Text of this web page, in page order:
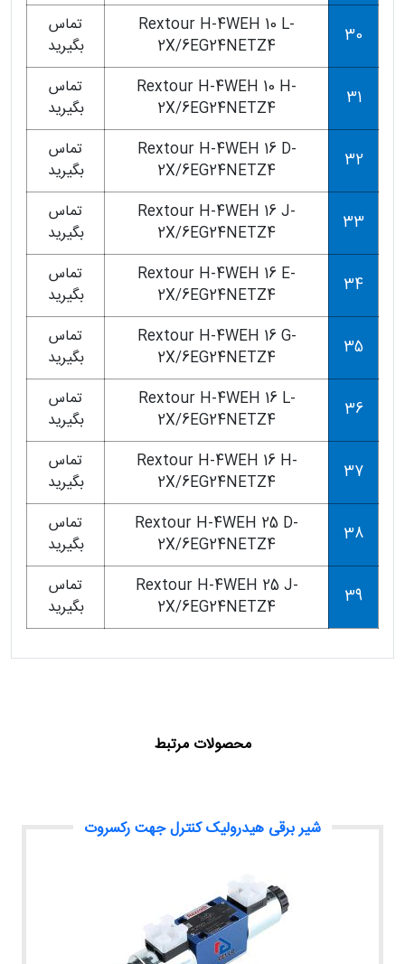
30
Rextour H-4WEH 10 L-
2X/6EG24NETZ4
تماس
بگیرید
31
Rextour H-4WEH 10 H-
2X/6EG24NETZ4
تماس
بگیرید
32
Rextour H-4WEH 16 D-
2X/6EG24NETZ4
تماس
بگیرید
33
Rextour H-4WEH 16 J-
2X/6EG24NETZ4
تماس
بگیرید
34
Rextour H-4WEH 16 E-
2X/6EG24NETZ4
تماس
بگیرید
35
Rextour H-4WEH 16 G-
2X/6EG24NETZ4
تماس
بگیرید
36
Rextour H-4WEH 16 L-
2X/6EG24NETZ4
تماس
بگیرید
37
Rextour H-4WEH 16 H-
2X/6EG24NETZ4
تماس
بگیرید
38
Rextour H-4WEH 25 D-
2X/6EG24NETZ4
تماس
بگیرید
39
Rextour H-4WEH 25 J-
2X/6EG24NETZ4
تماس
بگیرید
محصولات مرتبط
شیر برقی هیدرولیک کنترل جهت رکسروت